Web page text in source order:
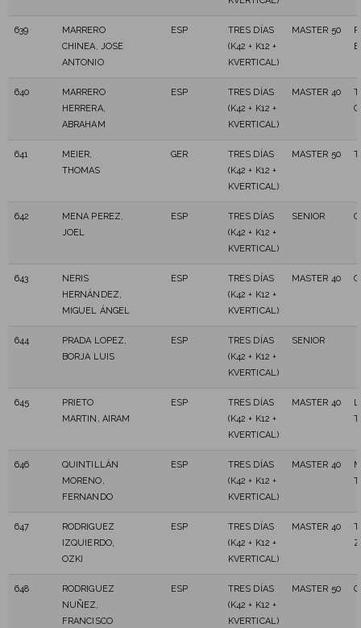
639
MARRERO
CHINEA, JOSE
ANTONIO
ESP
TRES DÍAS
(K42 + K12 +
KVERTICAL)
MASTER 50
640
MARRERO
HERRERA,
ABRAHAM
ESP
TRES DÍAS
(K42 + K12 +
KVERTICAL)
MASTER 40
641
MEIER,
THOMAS
GER
TRES DÍAS
(K42 + K12 +
KVERTICAL)
MASTER 50
642
MENA PEREZ,
JOEL
ESP
TRES DÍAS
(K42 + K12 +
KVERTICAL)
SENIOR
643
NERIS
HERNÁNDEZ,
MIGUEL ÁNGEL
ESP
TRES DÍAS
(K42 + K12 +
KVERTICAL)
MASTER 40
644
PRADA LOPEZ,
BORJA LUIS
ESP
TRES DÍAS
(K42 + K12 +
KVERTICAL)
SENIOR
645
PRIETO
MARTIN, AIRAM
ESP
TRES DÍAS
(K42 + K12 +
KVERTICAL)
MASTER 40
646
QUINTILLÁN
MORENO,
FERNANDO
ESP
TRES DÍAS
(K42 + K12 +
KVERTICAL)
MASTER 40
647
RODRIGUEZ
IZQUIERDO,
OZKI
ESP
TRES DÍAS
(K42 + K12 +
KVERTICAL)
MASTER 40
648
RODRIGUEZ
NUÑEZ,
FRANCISCO
ESP
TRES DÍAS
(K42 + K12 +
KVERTICAL)
MASTER 50